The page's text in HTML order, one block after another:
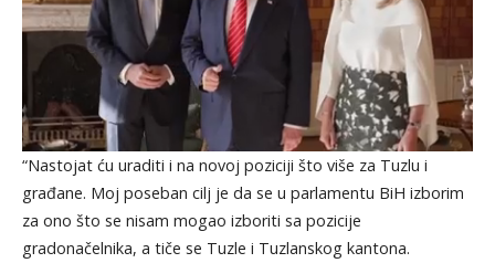
“Nastojat ću uraditi i na novoj poziciji što više za Tuzlu i
građane. Moj poseban cilj je da se u parlamentu BiH izborim
za ono što se nisam mogao izboriti sa pozicije
gradonačelnika, a tiče se Tuzle i Tuzlanskog kantona.